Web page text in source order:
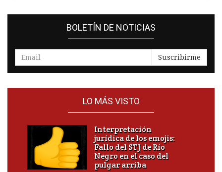
BOLETÍN DE NOTICIAS
Suscribirme
LO MÁS VISTO
Interpretación
jurídica de los emojis:
Fallo del STJ de Río
Negro en el caso del
pulgar arriba